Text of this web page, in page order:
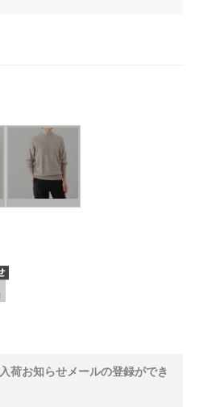
荷お知らせメールの登録ができ